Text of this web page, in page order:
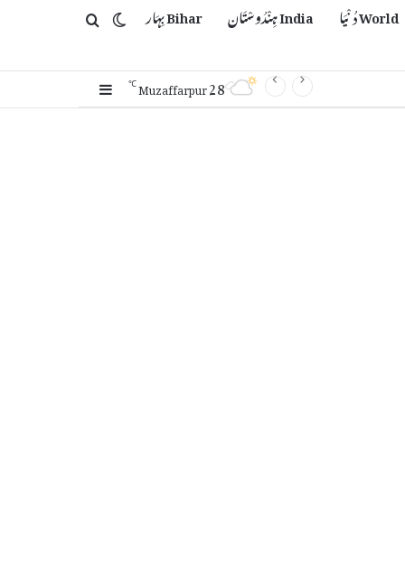
World دُنْیَا India ہِنْدُوسْتَان Bihar بِہَار Switch skin
Muzaffarpur28
℃